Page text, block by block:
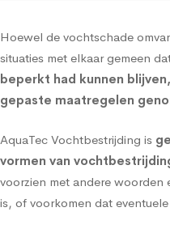
Hoewel de vochtschade
situaties met elkaar gemeen
beperkt had kunnen
gepaste maatregelen
AquaTec Vochtbestrijding is
vormen van
voorzien met andere
is, of voorkomen dat